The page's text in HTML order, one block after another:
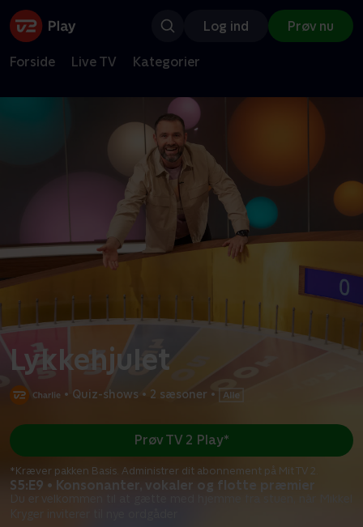
Log ind Prøv nu
Forside Live TV Kategorier
Lykkehjulet
• Quiz-shows • 2 sæsoner •
S5:E9 • Konsonanter, vokaler og flotte præmier
Du er velkommen til at gætte med hjemme fra stuen, når Mikkel
Kryger inviterer til nye ordgåder
Prøv TV 2 Play*
*Kræver pakken Basis. Administrer dit abonnement på Mit TV 2.